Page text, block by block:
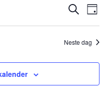
Search
and
Søk
Dag
Neste dag